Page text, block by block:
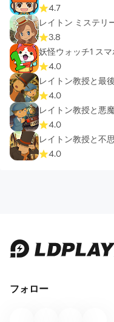
4.7
レイトン ミステリ
の陰謀
3.8
妖怪ウォッチ1 スマ
4.0
レイトン教授と最
4.0
レイトン教授と悪
4.0
レイトン教授と不
4.0
フォロー